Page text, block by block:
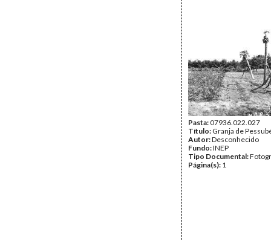
Pasta:07936.022.027
Título: Granja de
Autor:Desconhecido
Fundo:INEP
Tipo Documental:
Página(s): 1